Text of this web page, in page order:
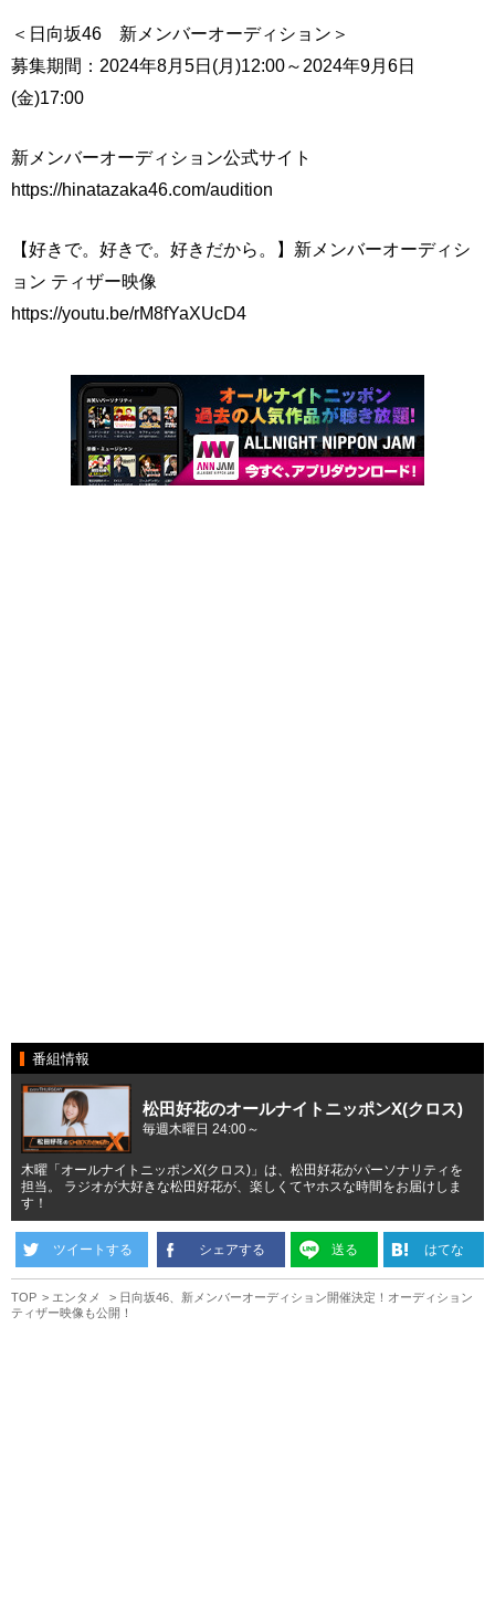
＜日向坂46 新メンバーオーディション＞
募集期間：2024年8月5日(月)12:00～2024年9月6日
(金)17:00
新メンバーオーディション公式サイト
https://hinatazaka46.com/audition
【好きで。好きで。好きだから。】新メンバーオーディシ
ョン ティザー映像
https://youtu.be/rM8fYaXUcD4
番組情報
松田好花のオールナイトニッポンX(クロス)
毎週木曜日 24:00～
木曜「オールナイトニッポンX(クロス)」は、松田好花がパーソナリティを
担当。 ラジオが大好きな松田好花が、楽しくてヤホスな時間をお届けしま
す！
ツイートする シェアする 送る はてな
TOP エンタメ
日向坂46、新メンバーオーディション開催決定！オーディション
ティザー映像も公開！